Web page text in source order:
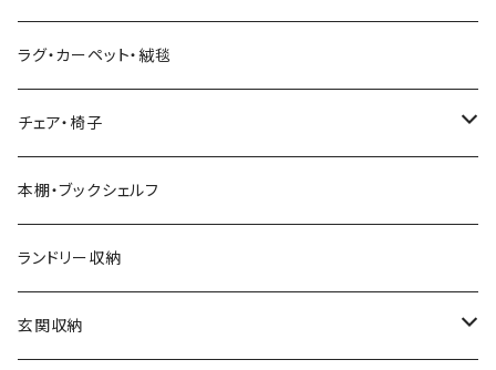
ボタニカル
モダン
カントリー
アンティーク
ヨーロピアン
オットマン
電動リクライニングソファ
寝具
カート
ディスプレイラック
ミラー・姿見
ハンガーラック・ポールハンガー
ダストボックス
ハンキングラック
プランター用品
ラグ・カーペット・絨毯
チェア・椅子
スツール
カウンターチェア
デザイナーズチェア
本棚・ブックシェルフ
ランドリー収納
玄関収納